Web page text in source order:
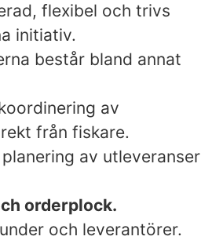
flexibel och trivs
initiativ.
består bland annat
av
från fiskare.
av utleveranser
orderplock.
och leverantörer.